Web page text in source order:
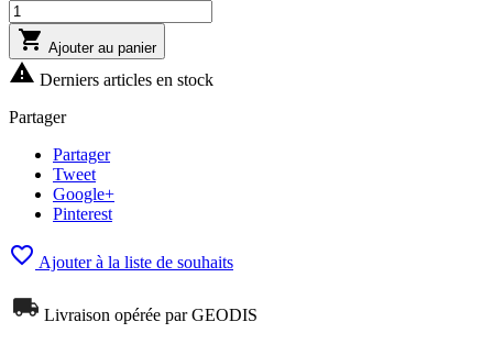
 Ajouter au panier
 Derniers articles en stock
Partager
Partager
Tweet
Google+
Pinterest
 Ajouter à la liste de souhaits
Livraison opérée par GEODIS